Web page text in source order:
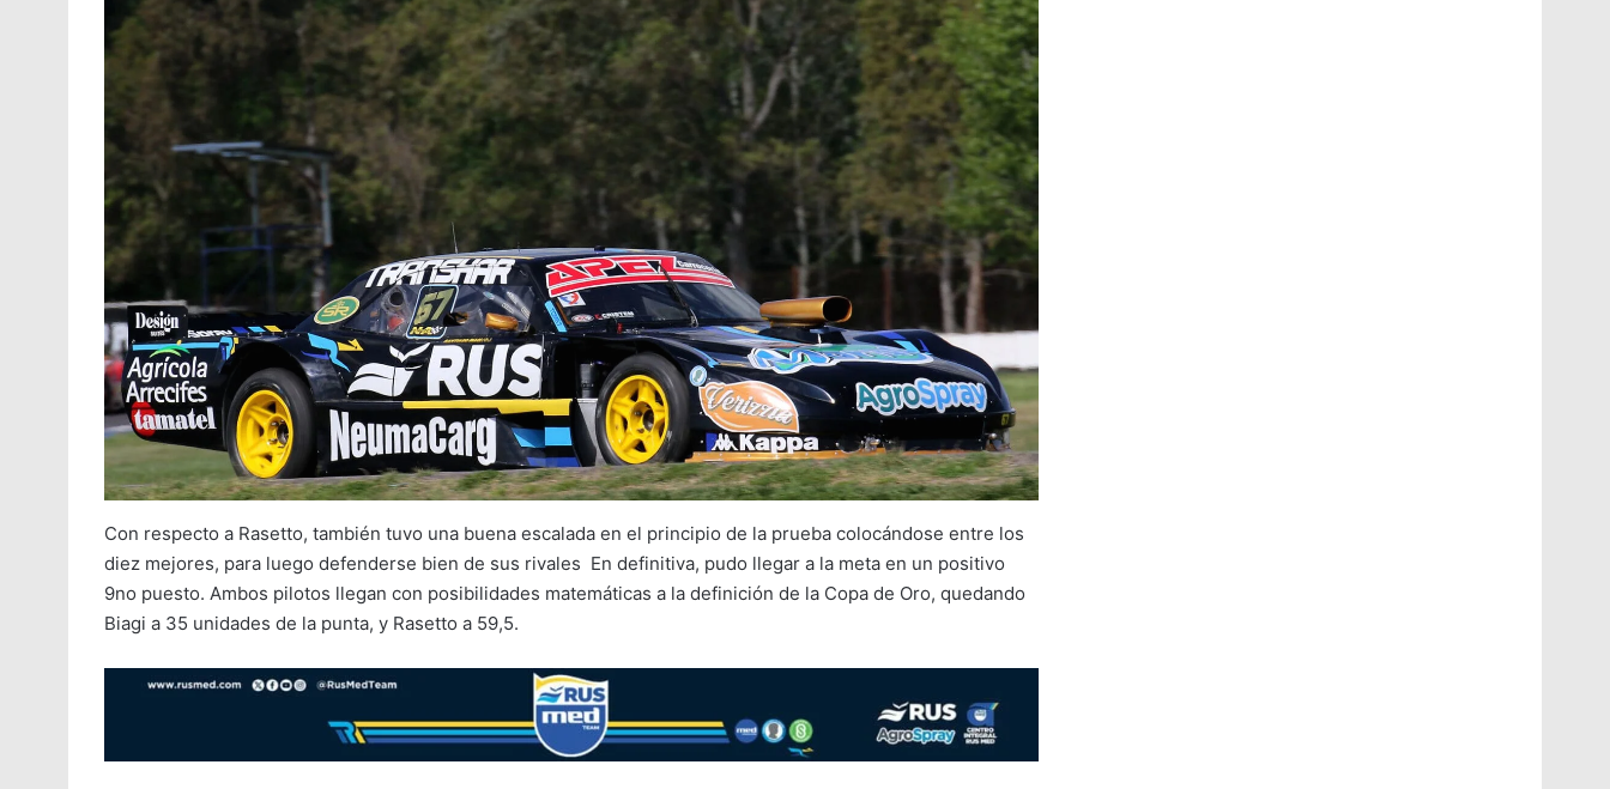
Con respecto a Rasetto, también tuvo una buena escalada en el principio de la prueba colocándose entre los
diez mejores, para luego defenderse bien de sus rivales En definitiva, pudo llegar a la meta en un positivo
9no puesto. Ambos pilotos llegan con posibilidades matemáticas a la definición de la Copa de Oro, quedando
Biagi a 35 unidades de la punta, y Rasetto a 59,5.